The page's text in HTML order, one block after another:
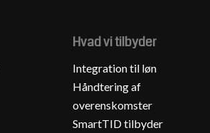
Hvad vi tilbyder
Integration til løn
Håndtering af
overenskomster
SmartTID tilbyder